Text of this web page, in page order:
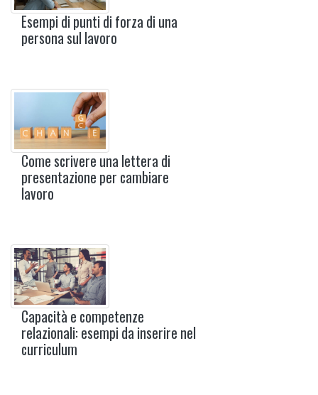
Esempi di punti di forza di una
persona sul lavoro
Come scrivere una lettera di
presentazione per cambiare
lavoro
Capacità e competenze
relazionali: esempi da inserire nel
curriculum